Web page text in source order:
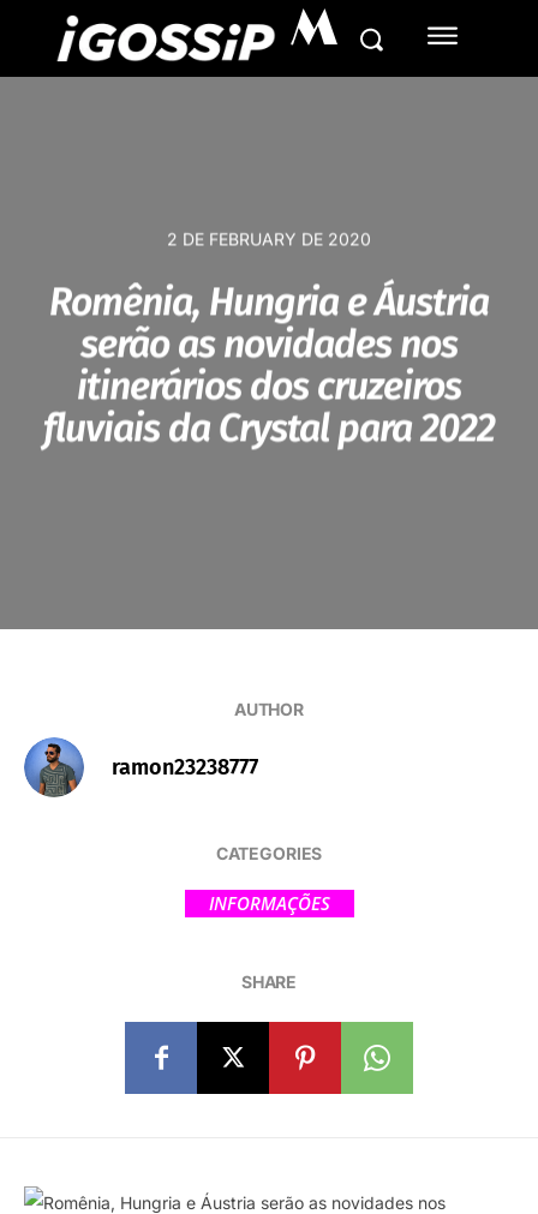
M
2 DE FEBRUARY DE 2020
Romênia, Hungria e Áustria
serão as novidades nos
itinerários dos cruzeiros
fluviais da Crystal para 2022
AUTHOR
ramon23238777
CATEGORIES
INFORMAÇÕES
SHARE